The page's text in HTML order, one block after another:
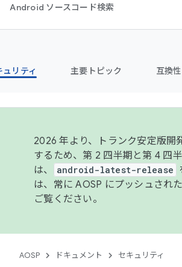
Android ソースコード検索
ュリティ 主要トピック 互換性
2026 年より、トランク安定版開
するため、第 2 四半期と第 4 四
は、
android-latest-release
は、常に AOSP にプッシュされ
ご覧ください。
AOSP ドキュメント セキュリティ